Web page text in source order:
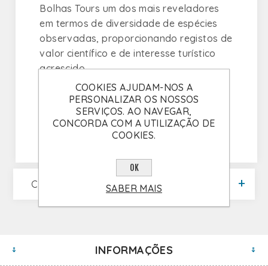
Bolhas Tours um dos mais reveladores
em termos de diversidade de espécies
observadas, proporcionando registos de
valor científico e de interesse turístico
acrescido.
Comentários (0)
CATEGORIAS
INFORMAÇÕES
COOKIES AJUDAM-NOS A
PERSONALIZAR OS NOSSOS
SERVIÇOS. AO NAVEGAR,
CONCORDA COM A UTILIZAÇÃO DE
COOKIES.
OK
SABER MAIS